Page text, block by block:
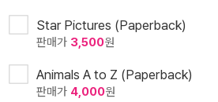
Star Pictures (Paperback)
판매가 3,500원
Animals A to Z (Paperback)
판매가 4,000원